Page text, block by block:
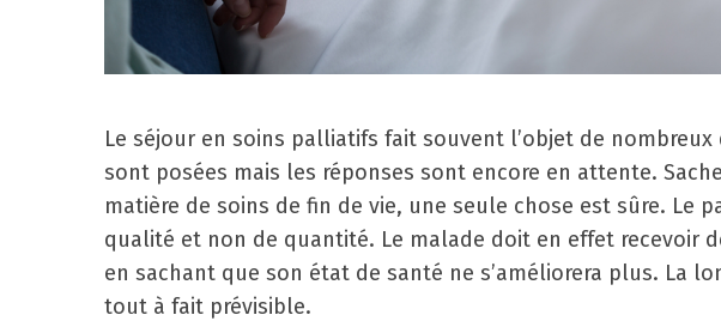
Le séjour en soins palliatifs fait souvent l’objet de
sont posées mais les réponses sont encore en attente.
matière de soins de fin de vie, une seule chose est sûre. Le
qualité et non de quantité. Le malade doit en effet recevoir
en sachant que son état de santé ne s’améliorera plus. La
tout à fait prévisible.